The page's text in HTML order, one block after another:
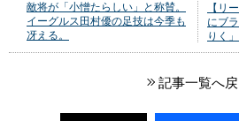
敵将が「小憎たらしい」と称賛。
イーグルス田村優の足技は今季も
冴える。
【リ
にブ
りく
記事一覧へ戻